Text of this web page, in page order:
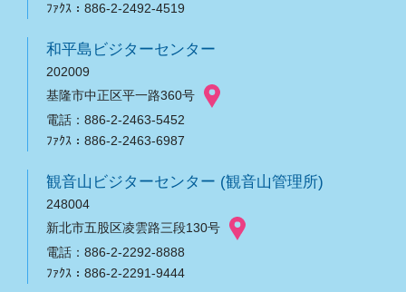
ﾌｧｸｽ：886-2-2492-4519
和平島ビジターセンター
202009
基隆市中正区平一路360号
電話：886-2-2463-5452
ﾌｧｸｽ：886-2-2463-6987
観音山ビジターセンター (観音山管理所)
248004
新北市五股区凌雲路三段130号
電話：886-2-2292-8888
ﾌｧｸｽ：886-2-2291-9444